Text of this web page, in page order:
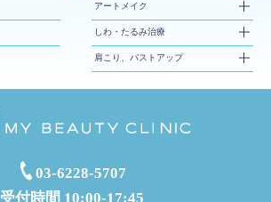
アートメイク
しわ・たるみ治療
肩こり、バストアップ
03-6228-5707
受付時間 10:00-17:45